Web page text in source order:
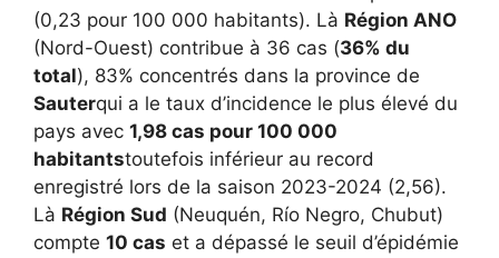
(0,23 pour 100 000 habitants). Là Région ANO
(Nord-Ouest) contribue à 36 cas (36% du
total), 83% concentrés dans la province de
Sauterqui a le taux d’incidence le plus élevé du
pays avec 1,98 cas pour 100 000
habitantstoutefois inférieur au record
enregistré lors de la saison 2023-2024 (2,56).
Là Région Sud (Neuquén, Río Negro, Chubut)
compte 10 cas et a dépassé le seuil d’épidémie